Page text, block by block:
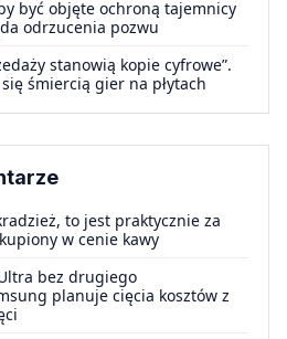
być objęte ochroną tajemnicy
odrzucenia pozwu
stanowią kopie cyfrowe”.
śmiercią gier na płytach
to jest praktycznie za
w cenie kawy
bez drugiego
planuje cięcia kosztów z